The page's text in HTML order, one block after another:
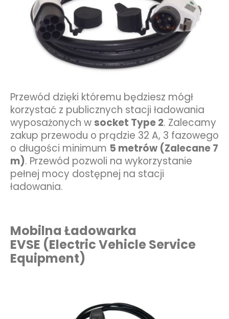
Przewód dzięki któremu będziesz mógł
korzystać z publicznych stacji ładowania
wyposażonych wsocket Type 2. Zalecamy
zakup przewodu o prądzie 32 A, 3 fazowego
o długości minimum 5 metrów (Zalecane 7
m). Przewód pozwoli na wykorzystanie
pełnej mocy dostępnej na stacji
ładowania.
Mobilna Ładowarka
EVSE (Electric Vehicle Service
Equipment)